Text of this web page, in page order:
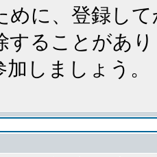
めに、登録し
することがあ
しましょう。